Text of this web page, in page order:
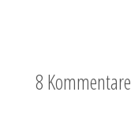
8 Kommentare